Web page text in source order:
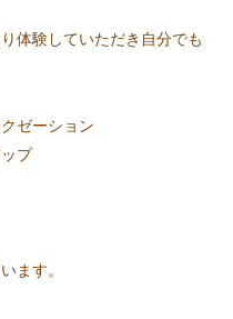
体験していただき自分でも
ゼーション
プ
ます。